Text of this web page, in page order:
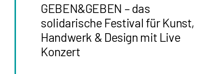
GEBEN&GEBEN – das
solidarische Festival für Kunst,
Handwerk & Design mit Live
Konzert